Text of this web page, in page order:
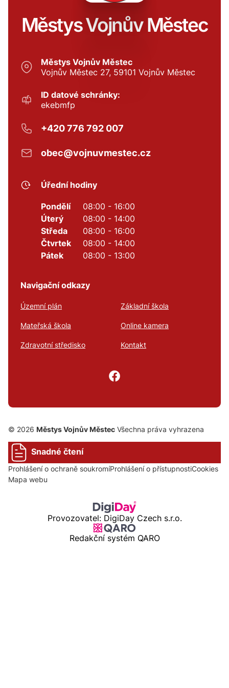
Městys Vojnův Městec
Městys Vojnův Městec
Vojnův Městec 27, 59101 Vojnův Městec
ID datové schránky:
ekebmfp
+420 776 792 007
obec@vojnuvmestec.cz
Úřední hodiny
Pondělí
08:00 - 16:00
Úterý
08:00 - 14:00
Středa
08:00 - 16:00
Čtvrtek
08:00 - 14:00
Pátek
08:00 - 13:00
Navigační odkazy
Územní plán Základní škola
Mateřská škola Online kamera
Zdravotní středisko Kontakt
© 2026 Městys Vojnův Městec Všechna práva vyhrazena
Snadné čtení
Prohlášení o ochraně soukromíProhlášení o přístupnostiCookies
Mapa webu
Provozovatel: DigiDay Czech s.r.o.
Redakční systém QARO